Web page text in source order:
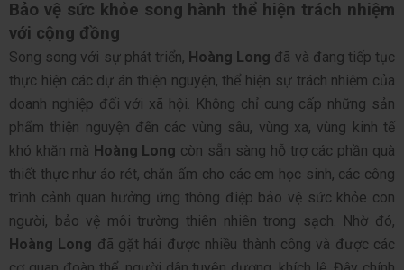
Bảo vệ sức khỏe song hành thể hiện trách nhiệm
với cộng đồng
Song song với sự phát triển, Hoàng Long đã và đang tiếp tục
thực hiện các dự án thiện nguyện, thể hiện sự trách nhiệm của
doanh nghiệp đối với xã hội. Không chỉ cung cấp những sản
phẩm thiện nguyện đến các vùng sâu, vùng xa, vùng kinh tế
khó khăn mà Hoàng Long còn sẵn sàng hỗ trợ các phần quà
thiết thực như áo rét, chăn ấm cho các em học sinh, các công
trình cảnh quan hưởng ứng thông điệp bảo vệ sức khỏe con
người, bảo vệ môi trường thiên nhiên trong sạch. Nhờ đó,
Hoàng Long đã gặt hái được nhiều thành công và được các